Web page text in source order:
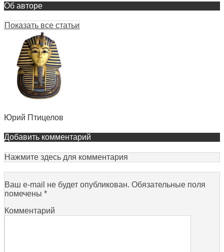
Об авторе
Показать все статьи
Юрий Птицелов
Добавить комментарий
Нажмите здесь для комментария
Ваш e-mail не будет опубликован. Обязательные поля
помечены *
Комментарий